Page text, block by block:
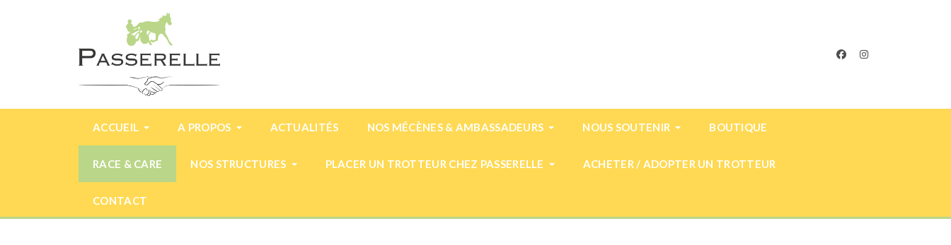
facebookinstagram
ACCUEIL A PROPOS ACTUALITÉS NOS MÉCÈNES & AMBASSADEURS NOUS SOUTENIR BOUTIQUE
RACE & CARE NOS STRUCTURES PLACER UN TROTTEUR CHEZ PASSERELLE ACHETER / ADOPTER UN TROTTEUR
CONTACT